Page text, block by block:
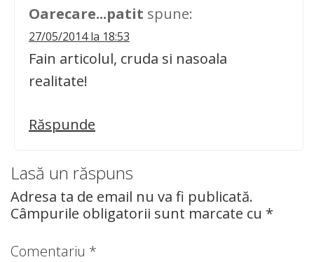
Oarecare...patit spune:
27/05/2014 la 18:53
Fain articolul, cruda si nasoala
realitate!
Răspunde
Lasă un răspuns
Adresa ta de email nu va fi publicată.
Câmpurile obligatorii sunt marcate cu *
Comentariu *